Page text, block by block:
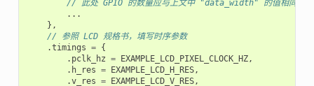
// 此处 GPIO 的数量应与上文中 "data_width" 的值相同
...
},
// 参照 LCD 规格书，填写时序参数
.timings = {
. pclk_hz = EXAMPLE_LCD_PIXEL_CLOCK_HZ,
. h_res = EXAMPLE_LCD_H_RES,
.v_res = EXAMPLE_LCD_V_RES,